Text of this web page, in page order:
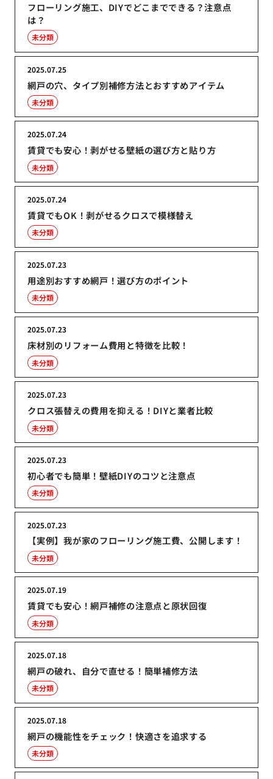
フローリング施工、DIYでどこまでできる？注意点
は？
未分類
網戸の穴、タイプ別補修方法とおすすめアイテム
2025.07.25
未分類
賃貸でも安心！剥がせる壁紙の選び方と貼り方
2025.07.24
未分類
賃貸でもOK！剥がせるクロスで模様替え
2025.07.24
未分類
用途別おすすめ網戸！選び方のポイント
2025.07.23
未分類
床材別のリフォーム費用と特徴を比較！
2025.07.23
未分類
クロス張替えの費用を抑える！DIYと業者比較
2025.07.23
未分類
初心者でも簡単！壁紙DIYのコツと注意点
2025.07.23
未分類
【実例】我が家のフローリング施工費、公開します！
2025.07.23
未分類
賃貸でも安心！網戸補修の注意点と原状回復
2025.07.19
未分類
網戸の破れ、自分で直せる！簡単補修方法
2025.07.18
未分類
網戸の機能性をチェック！快適さを追求する
2025.07.18
未分類